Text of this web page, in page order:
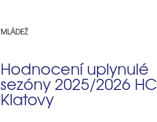
MLÁDEŽ
Hodnocení uplynulé
sezóny 2025/2026 HC
Klatovy